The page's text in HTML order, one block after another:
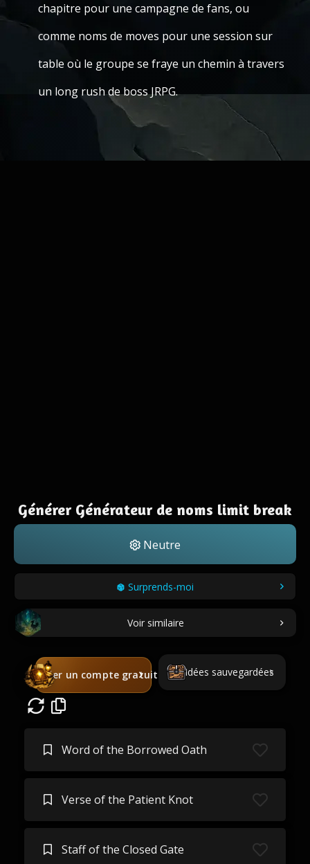
chapitre pour une campagne de fans, ou
comme noms de moves pour une session sur
table où le groupe se fraye un chemin à travers
un long rush de boss JRPG.
Générer Générateur de noms limit break
Neutre
Surprends-moi
Voir similaire
Créer un compte gratuit Idées sauvegardées
Word of the Borrowed Oath
Verse of the Patient Knot
Staff of the Closed Gate